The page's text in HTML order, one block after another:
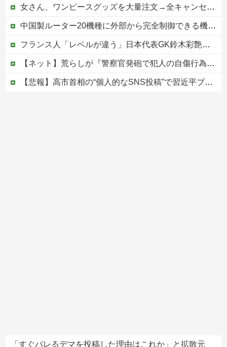
女さん、ワンピースグッズを大量注文→全キャンセルで逮捕ｗｗｗ
中国製ルーター20機種に外部から完全制御できる機能が仕込まれていたことが判明・・・
フランス人「レベルが違う」日本代表GK鈴木彩艶、欧州王者PSG移籍間近に!?超絶プレー集を見た現地サポの本音がこれ！(動画あり)【海外の反応】
【ネット】荒らしが『警察官発砲で犯人の自傷行為が無かったことにされた』記事に「難癖な記事」とイチャモン→自傷行為の動画が拡散してマスゴミの偏向報...
【悲報】高市首相の“個人的なSNS投稿”で習近平ブチギレ説ｗｗｗｗｗ
「すぐバレるデマを投稿した理由はこれか」と拡散元